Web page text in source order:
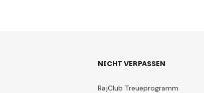
NICHT VERPASSEN
RajClub Treueprogramm